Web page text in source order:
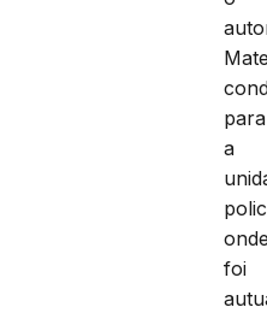
para
a
foi